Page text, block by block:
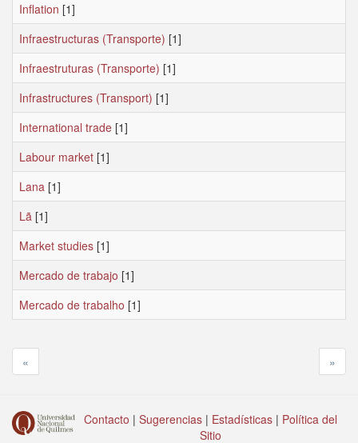
Inflation [1]
Infraestructuras (Transporte) [1]
Infraestruturas (Transporte) [1]
Infrastructures (Transport) [1]
International trade [1]
Labour market [1]
Lana [1]
Lã [1]
Market studies [1]
Mercado de trabajo [1]
Mercado de trabalho [1]
« »
Contacto | Sugerencias | Estadísticas | Política del
Sitio